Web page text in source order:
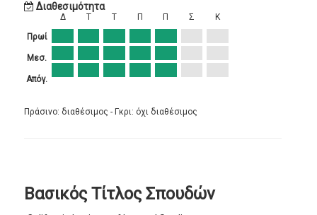
Διαθεσιμότητα
Πρωί
Μεσ.
Απόγ.
Δ Τ Τ Π Π Σ Κ
Πράσινο: διαθέσιμος - Γκρι: όχι διαθέσιμος
Βασικός Τίτλος Σπουδών